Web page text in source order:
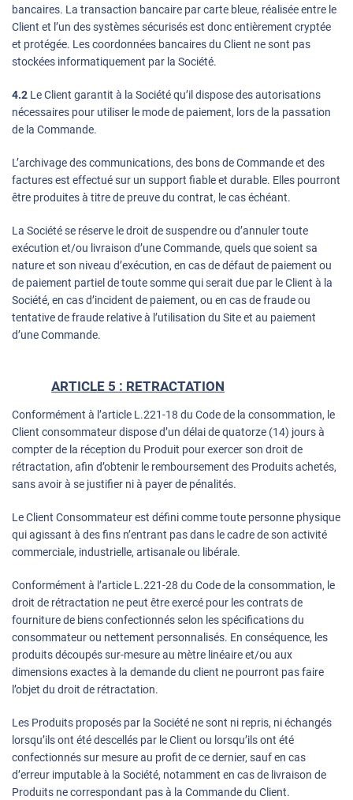
bancaires. La transaction bancaire par carte bleue, réalisée entre le
Client et l’un des systèmes sécurisés est donc entièrement cryptée
et protégée. Les coordonnées bancaires du Client ne sont pas
stockées informatiquement par la Société.
4.2 Le Client garantit à la Société qu’il dispose des autorisations
nécessaires pour utiliser le mode de paiement, lors de la passation
de la Commande.
L’archivage des communications, des bons de Commande et des
factures est effectué sur un support fiable et durable. Elles pourront
être produites à titre de preuve du contrat, le cas échéant.
La Société se réserve le droit de suspendre ou d’annuler toute
exécution et/ou livraison d’une Commande, quels que soient sa
nature et son niveau d’exécution, en cas de défaut de paiement ou
de paiement partiel de toute somme qui serait due par le Client à la
Société, en cas d’incident de paiement, ou en cas de fraude ou
tentative de fraude relative à l’utilisation du Site et au paiement
d’une Commande.
ARTICLE 5 : RETRACTATION
Conformément à l’article L.221-18 du Code de la consommation, le
Client consommateur dispose d’un délai de quatorze (14) jours à
compter de la réception du Produit pour exercer son droit de
rétractation, afin d’obtenir le remboursement des Produits achetés,
sans avoir à se justifier ni à payer de pénalités.
Le Client Consommateur est défini comme toute personne physique
qui agissant à des fins n’entrant pas dans le cadre de son activité
commerciale, industrielle, artisanale ou libérale.
Conformément à l’article L.221-28 du Code de la consommation, le
droit de rétractation ne peut être exercé pour les contrats de
fourniture de biens confectionnés selon les spécifications du
consommateur ou nettement personnalisés. En conséquence, les
produits découpés sur-mesure au mètre linéaire et/ou aux
dimensions exactes à la demande du client ne pourront pas faire
l’objet du droit de rétractation.
Les Produits proposés par la Société ne sont ni repris, ni échangés
lorsqu’ils ont été descellés par le Client ou lorsqu’ils ont été
confectionnés sur mesure au profit de ce dernier, sauf en cas
d’erreur imputable à la Société, notamment en cas de livraison de
Produits ne correspondant pas à la Commande du Client.